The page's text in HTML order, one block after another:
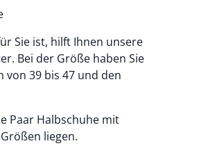
Sie ist, hilft Ihnen unsere
39 bis 47 und den
Paar Halbschuhe mit
liegen.